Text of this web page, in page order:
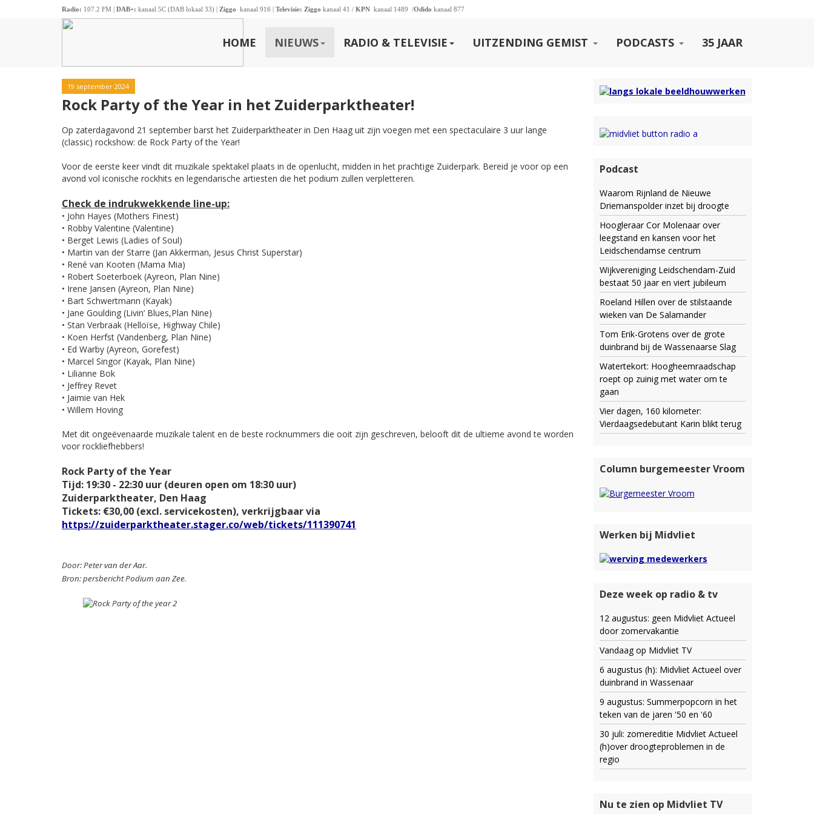
Radio: 107.2 FM | DAB+: kanaal 5C (DAB lokaal 33) | Ziggo kanaal 916 | Televisie: Ziggo kanaal 41 / KPN kanaal 1489 /Odido kanaal 877
HOME NIEUWS RADIO & TELEVISIE UITZENDING GEMIST PODCASTS 35 JAAR
19 september 2024
Rock Party of the Year in het Zuiderparktheater!
Op zaterdagavond 21 september barst het Zuiderparktheater in Den Haag uit zijn voegen met een spectaculaire 3 uur lange
(classic) rockshow: de Rock Party of the Year!
Voor de eerste keer vindt dit muzikale spektakel plaats in de openlucht, midden in het prachtige Zuiderpark. Bereid je voor op een
avond vol iconische rockhits en legendarische artiesten die het podium zullen verpletteren.
Check de indrukwekkende line-up:
• John Hayes (Mothers Finest)
• Robby Valentine (Valentine)
• Berget Lewis (Ladies of Soul)
• Martin van der Starre (Jan Akkerman, Jesus Christ Superstar)
• René van Kooten (Mama Mia)
• Robert Soeterboek (Ayreon, Plan Nine)
• Irene Jansen (Ayreon, Plan Nine)
• Bart Schwertmann (Kayak)
• Jane Goulding (Livin’ Blues,Plan Nine)
• Stan Verbraak (Helloïse, Highway Chile)
• Koen Herfst (Vandenberg, Plan Nine)
• Ed Warby (Ayreon, Gorefest)
• Marcel Singor (Kayak, Plan Nine)
• Lilianne Bok
• Jeffrey Revet
• Jaimie van Hek
• Willem Hoving
Met dit ongeëvenaarde muzikale talent en de beste rocknummers die ooit zijn geschreven, belooft dit de ultieme avond te worden
voor rockliefhebbers!
Rock Party of the Year
Tijd: 19:30 - 22:30 uur (deuren open om 18:30 uur)
Zuiderparktheater, Den Haag
Tickets: €30,00 (excl. servicekosten), verkrijgbaar via
https://zuiderparktheater.stager.co/web/tickets/111390741
Door: Peter van der Aar.
Bron: persbericht Podium aan Zee.
Podcast
Waarom Rijnland de Nieuwe
Driemanspolder inzet bij droogte
Hoogleraar Cor Molenaar over
leegstand en kansen voor het
Leidschendamse centrum
Wijkvereniging Leidschendam-Zuid
bestaat 50 jaar en viert jubileum
Roeland Hillen over de stilstaande
wieken van De Salamander
Tom Erik-Grotens over de grote
duinbrand bij de Wassenaarse Slag
Watertekort: Hoogheemraadschap
roept op zuinig met water om te
gaan
Vier dagen, 160 kilometer:
Vierdaagsedebutant Karin blikt terug
Column burgemeester Vroom
Werken bij Midvliet
Deze week op radio & tv
12 augustus: geen Midvliet Actueel
door zomervakantie
Vandaag op Midvliet TV
6 augustus (h): Midvliet Actueel over
duinbrand in Wassenaar
9 augustus: Summerpopcorn in het
teken van de jaren '50 en '60
30 juli: zomereditie Midvliet Actueel
(h)over droogteproblemen in de
regio
Nu te zien op Midvliet TV